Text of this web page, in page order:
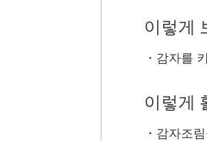
이렇게
・ 감자를
이렇게
・ 감자조